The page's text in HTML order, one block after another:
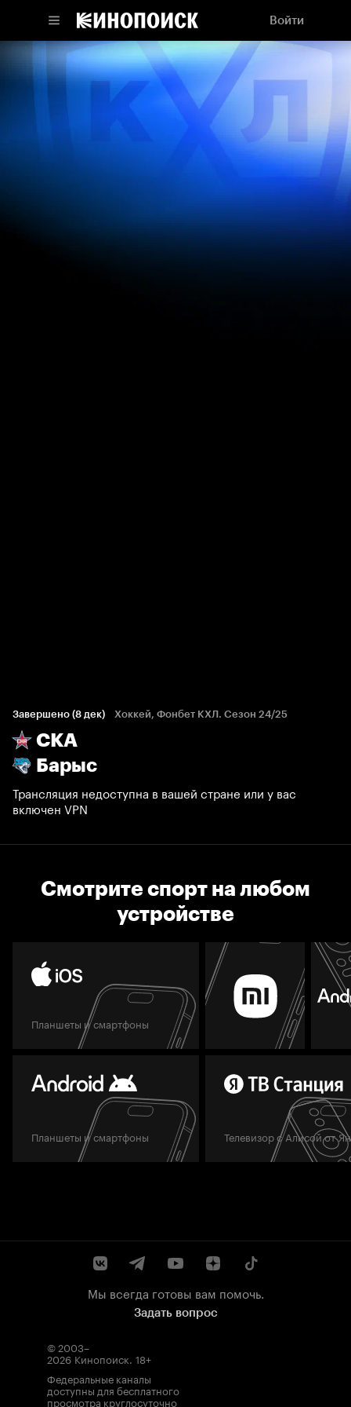
Войти
Завершено (8 дек) Хоккей, Фонбет КХЛ. Сезон 24/25
СКА
Барыс
Трансляция недоступна в вашей стране или у вас
включен VPN
Смотрите спорт на любом
устройстве
Планшеты и смартфоны
Планшеты и смартфоны Телевизор с Алисой от
Мы всегда готовы вам помочь.
Задать вопрос
© 2003–
2026 Кинопоиск. 18+
Федеральные каналы
доступны для бесплатного
просмотра круглосуточно